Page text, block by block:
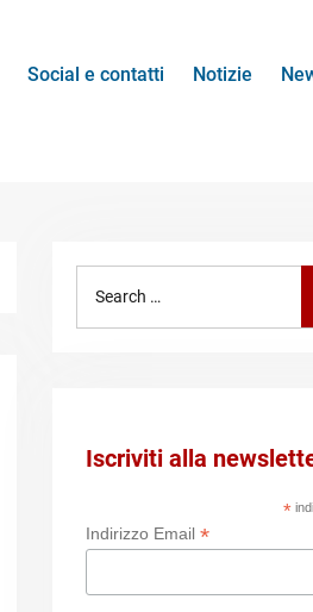
Social e contatti Notizie
Iscriviti alla
*
Indirizzo Email*